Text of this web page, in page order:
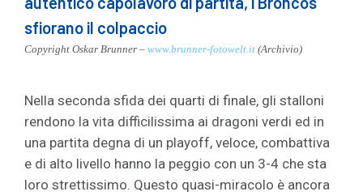
sfiorano il colpaccio
Copyright Oskar Brunner – www.brunner-fotowelt.it (Archivio)
Nella seconda sfida dei quarti di finale, gli stalloni
rendono la vita difficilissima ai dragoni verdi ed in
una partita degna di un playoff, veloce, combattiva
e di alto livello hanno la peggio con un 3-4 che sta
loro strettissimo. Questo quasi-miracolo è ancora